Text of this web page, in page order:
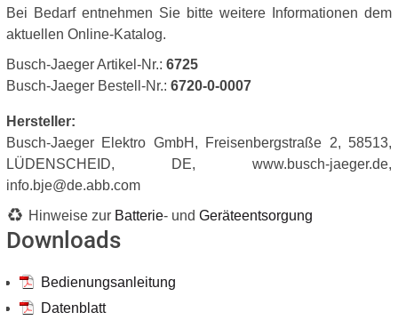
Bei Bedarf entnehmen Sie bitte weitere Informationen dem
aktuellen Online-Katalog.
Busch-Jaeger Artikel-Nr.: 6725
Busch-Jaeger Bestell-Nr.: 6720-0-0007
Hersteller:
Busch-Jaeger Elektro GmbH, Freisenbergstraße 2, 58513,
LÜDENSCHEID, DE, www.busch-jaeger.de,
info.bje@de.abb.com
Hinweise zur Batterie- und Geräteentsorgung
Downloads
Bedienungsanleitung
Datenblatt